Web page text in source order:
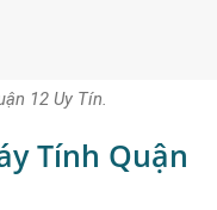
12 Uy Tín.
Tính Quận